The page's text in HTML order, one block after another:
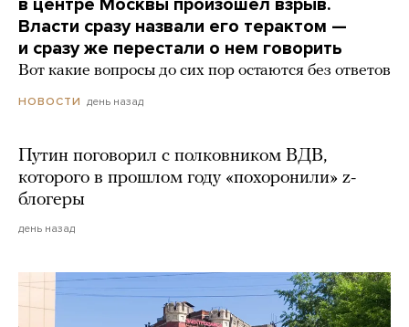
Власти сразу назвали его терактом —
и сразу же перестали о нем говорить
Вот какие вопросы до сих пор остаются без ответов
НОВОСТИ день назад
Путин поговорил с полковником ВДВ,
которого в прошлом году «похоронили» z-
блогеры
день назад